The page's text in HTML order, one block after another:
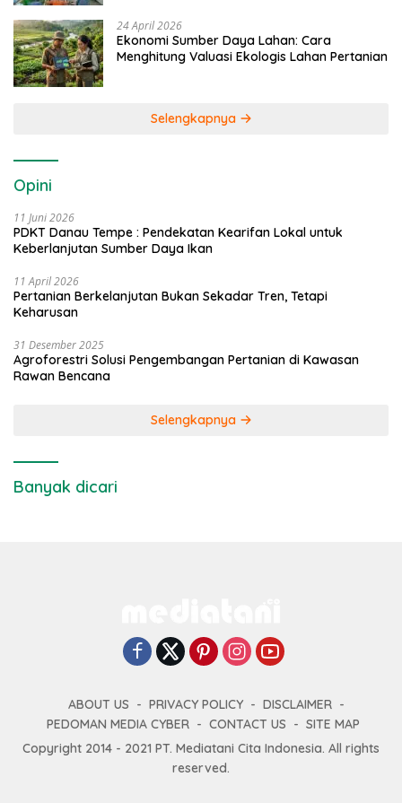
24 April 2026
Ekonomi Sumber Daya Lahan: Cara
Menghitung Valuasi Ekologis Lahan Pertanian
Selengkapnya
Opini
11 Juni 2026
PDKT Danau Tempe : Pendekatan Kearifan Lokal untuk
Keberlanjutan Sumber Daya Ikan
11 April 2026
Pertanian Berkelanjutan Bukan Sekadar Tren, Tetapi
Keharusan
31 Desember 2025
Agroforestri Solusi Pengembangan Pertanian di Kawasan
Rawan Bencana
Selengkapnya
Banyak dicari
ABOUT US PRIVACY POLICY
DISCLAIMER
PEDOMAN MEDIA CYBER
CONTACT US
SITE MAP
Copyright 2014 - 2021 PT. Mediatani Cita Indonesia. All rights
reserved.